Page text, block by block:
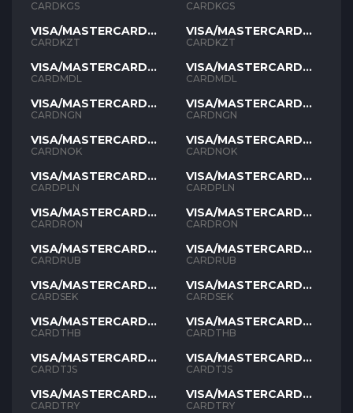
KGS
CARDKGS
VISA/MASTERCARD
KZT
CARDKZT
VISA/MASTERCARD
MDL
CARDMDL
VISA/MASTERCARD
NGN
CARDNGN
VISA/MASTERCARD
NOK
CARDNOK
VISA/MASTERCARD
PLN
CARDPLN
VISA/MASTERCARD
RON
CARDRON
VISA/MASTERCARD
RUB
CARDRUB
VISA/MASTERCARD
SEK
CARDSEK
VISA/MASTERCARD
THB
CARDTHB
VISA/MASTERCARD
TJS
CARDTJS
VISA/MASTERCARD
TYR
CARDTRY
KGS
CARDKGS
VISA/MASTERCARD
KZT
CARDKZT
VISA/MASTERCARD
MDL
CARDMDL
VISA/MASTERCARD
NGN
CARDNGN
VISA/MASTERCARD
NOK
CARDNOK
VISA/MASTERCARD
PLN
CARDPLN
VISA/MASTERCARD
RON
CARDRON
VISA/MASTERCARD
RUB
CARDRUB
VISA/MASTERCARD
SEK
CARDSEK
VISA/MASTERCARD
THB
CARDTHB
VISA/MASTERCARD
TJS
CARDTJS
VISA/MASTERCARD
TYR
CARDTRY